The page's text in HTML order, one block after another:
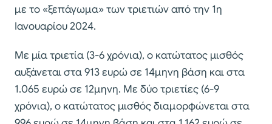
με το «ξεπάγωμα» των τριετιών από την 1η
Ιανουαρίου 2024.
Με μία τριετία (3-6 χρόνια), ο κατώτατος μισθός
αυξάνεται στα 913 ευρώ σε 14μηνη βάση και στα
1.065 ευρώ σε 12μηνη. Με δύο τριετίες (6-9
χρόνια), ο κατώτατος μισθός διαμορφώνεται στα